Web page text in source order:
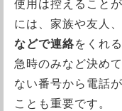
使用は控えること
には、家族や友人
などで連絡をくれ
急時のみなど決め
ない番号から電話
ことも重要です。